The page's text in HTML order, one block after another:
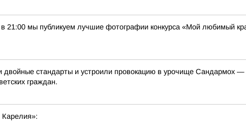
21:00 мы публикуем лучшие фотографии конкурса «Мой любимый
стандарты и устроили провокацию в урочище Сандармох —
граждан.
Карелия»: